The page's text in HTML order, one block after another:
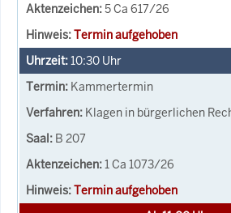
5 Ca 617/26
Termin aufgehoben
10:30 Uhr
Kammertermin
Klagen in bürgerlichen
B 207
1 Ca 1073/26
Termin aufgehoben